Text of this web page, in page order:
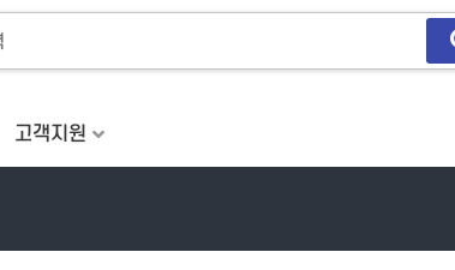
고객지원